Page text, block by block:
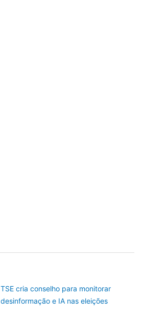
TSE cria conselho para monitorar
desinformação e IA nas eleições